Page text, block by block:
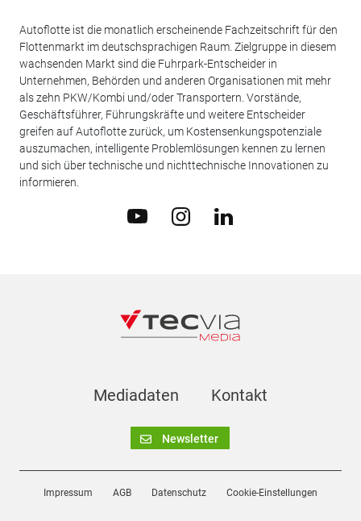
Autoflotte ist die monatlich erscheinende Fachzeitschrift für den
Flottenmarkt im deutschsprachigen Raum. Zielgruppe in diesem
wachsenden Markt sind die Fuhrpark-Entscheider in
Unternehmen, Behörden und anderen Organisationen mit mehr
als zehn PKW/Kombi und/oder Transportern. Vorstände,
Geschäftsführer, Führungskräfte und weitere Entscheider
greifen auf Autoflotte zurück, um Kostensenkungspotenziale
auszumachen, intelligente Problemlösungen kennen zu lernen
und sich über technische und nichttechnische Innovationen zu
informieren.
Mediadaten Kontakt
Newsletter
Impressum AGB Datenschutz Cookie-Einstellungen